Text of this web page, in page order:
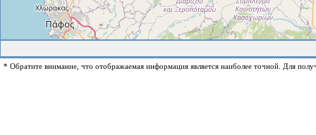
* Обратите внимание, что отображаемая информация является наиболее точной. Для